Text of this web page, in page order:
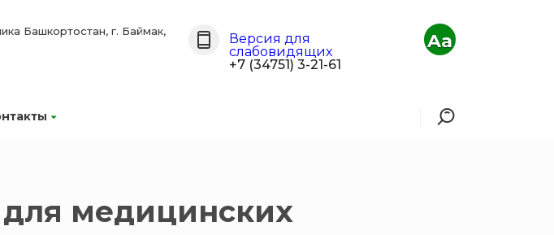
Башкортостан, г. Баймак,
Версия для
слабовидящих
+7 (34751) 3-21-61
Aa
медицинских